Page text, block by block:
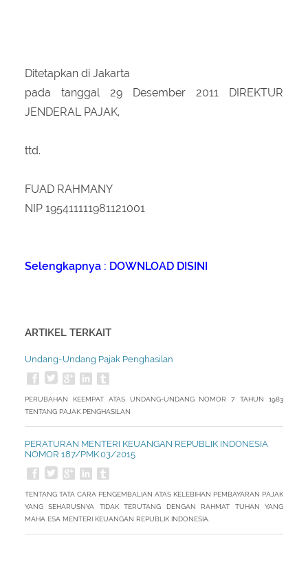
Ditetapkan di Jakarta
pada tanggal 29 Desember 2011 DIREKTUR
JENDERAL PAJAK,
ttd.
FUAD RAHMANY
NIP 195411111981121001
Selengkapnya : DOWNLOAD DISINI
ARTIKEL TERKAIT
Undang-Undang Pajak Penghasilan
PERUBAHAN KEEMPAT ATAS UNDANG-UNDANG NOMOR 7 TAHUN 1983
TENTANG PAJAK PENGHASILAN
PERATURAN MENTERI KEUANGAN REPUBLIK INDONESIA
NOMOR 187/PMK.03/2015
TENTANG TATA CARA PENGEMBALIAN ATAS KELEBIHAN PEMBAYARAN PAJAK
YANG SEHARUSNYA TIDAK TERUTANG DENGAN RAHMAT TUHAN YANG
MAHA ESA MENTERI KEUANGAN REPUBLIK INDONESIA.